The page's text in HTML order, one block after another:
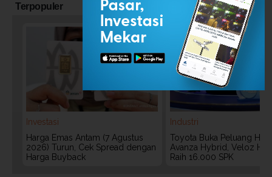
Terpopuler
Investasi
Harga Emas Antam (7 Agustus
2026) Turun, Cek Spread dengan
Harga Buyback
Industri
Toyota Buka Peluang
Avanza Hybrid, Veloz
Raih 16.000 SPK